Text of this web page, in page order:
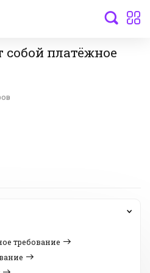
собой платёжное
требование